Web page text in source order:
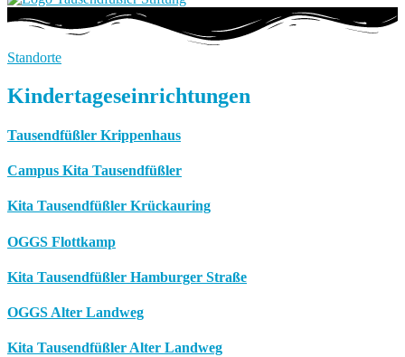
Standorte
Kindertageseinrichtungen
Tausendfüßler Krippenhaus
Campus Kita Tausendfüßler
Kita Tausendfüßler Krückauring
OGGS Flottkamp
Kita Tausendfüßler Hamburger Straße
OGGS Alter Landweg
Kita Tausendfüßler Alter Landweg